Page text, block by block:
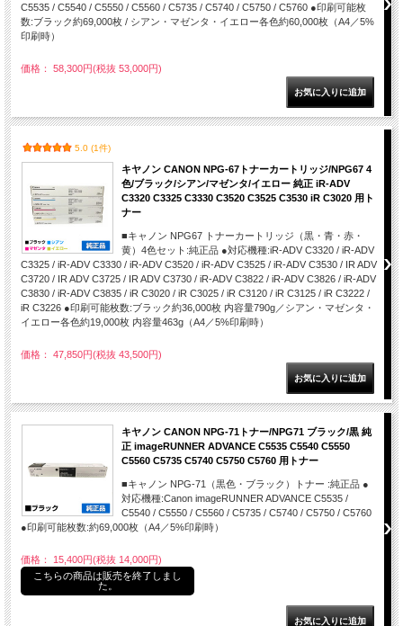
C5535 / C5540 / C5550 / C5560 / C5735 / C5740 / C5750 / C5760 ●印刷可能枚
数:ブラック約69,000枚 / シアン・マゼンタ・イエロー各色約60,000枚（A4／5%
印刷時）
価格： 58,300円(税抜 53,000円)
5.0 (1件)
キヤノン CANON NPG-67トナーカートリッジ/NPG67 4
色/ブラック/シアン/マゼンタ/イエロー 純正 iR-ADV
C3320 C3325 C3330 C3520 C3525 C3530 iR C3020 用ト
ナー
■キャノン NPG67 トナーカートリッジ（黒・青・赤・
黄）4色セット:純正品 ●対応機種:iR-ADV C3320 / iR-ADV
C3325 / iR-ADV C3330 / iR-ADV C3520 / iR-ADV C3525 / iR-ADV C3530 / IR ADV
C3720 / IR ADV C3725 / IR ADV C3730 / iR-ADV C3822 / iR-ADV C3826 / iR-ADV
C3830 / iR-ADV C3835 / iR C3020 / iR C3025 / iR C3120 / iR C3125 / iR C3222 /
iR C3226 ●印刷可能枚数:ブラック約36,000枚 内容量790g／シアン・マゼンタ・
イエロー各色約19,000枚 内容量463g（A4／5%印刷時）
価格： 47,850円(税抜 43,500円)
キヤノン CANON NPG-71トナー/NPG71 ブラック/黒 純
正 imageRUNNER ADVANCE C5535 C5540 C5550
C5560 C5735 C5740 C5750 C5760 用トナー
■キャノン NPG-71（黒色・ブラック）トナー :純正品 ●
対応機種:Canon imageRUNNER ADVANCE C5535 /
C5540 / C5550 / C5560 / C5735 / C5740 / C5750 / C5760
●印刷可能枚数:約69,000枚（A4／5%印刷時）
価格： 15,400円(税抜 14,000円)
こちらの商品は販売を終了しまし
た。